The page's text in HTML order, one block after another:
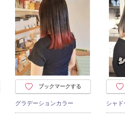
ブックマークする
グラデーションカラー シャド